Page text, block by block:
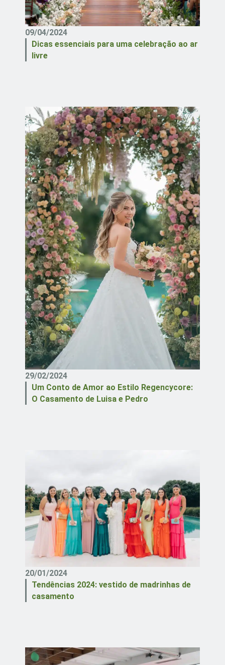
09/04/2024
Dicas essenciais para uma celebração ao ar
livre
29/02/2024
Um Conto de Amor ao Estilo Regencycore:
O Casamento de Luisa e Pedro
20/01/2024
Tendências 2024: vestido de madrinhas de
casamento